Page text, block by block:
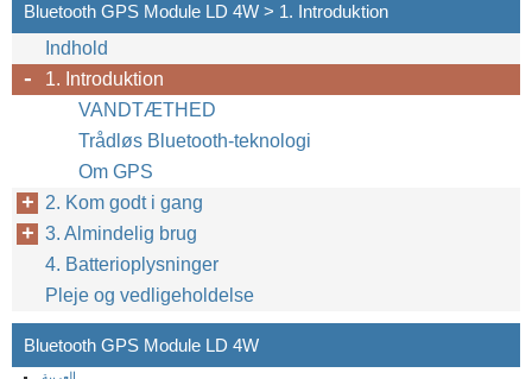
Bluetooth GPS Module LD 4W > 1. Introduktion
Indhold
1. Introduktion
VANDTÆTHED
Trådløs Bluetooth-teknologi
Om GPS
2. Kom godt i gang
3. Almindelig brug
4. Batterioplysninger
Pleje og vedligeholdelse
Bluetooth GPS Module LD 4W